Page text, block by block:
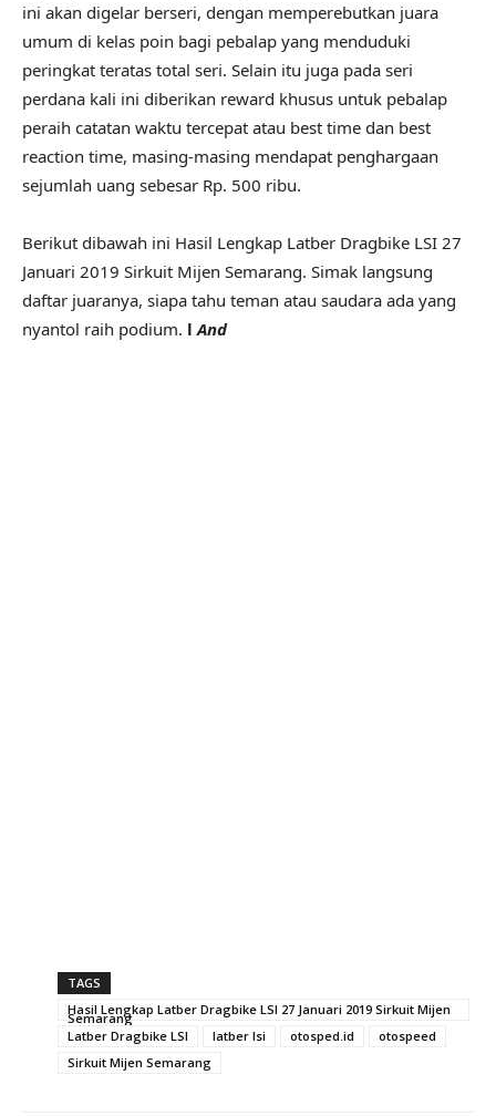
ini akan digelar berseri, dengan memperebutkan juara
umum di kelas poin bagi pebalap yang menduduki
peringkat teratas total seri. Selain itu juga pada seri
perdana kali ini diberikan reward khusus untuk pebalap
peraih catatan waktu tercepat atau best time dan best
reaction time, masing-masing mendapat penghargaan
sejumlah uang sebesar Rp. 500 ribu.
Berikut dibawah ini Hasil Lengkap Latber Dragbike LSI 27
Januari 2019 Sirkuit Mijen Semarang. Simak langsung
daftar juaranya, siapa tahu teman atau saudara ada yang
nyantol raih podium. lAnd
TAGS
Hasil Lengkap Latber Dragbike LSI 27 Januari 2019 Sirkuit Mijen
Semarang
Latber Dragbike LSI
latber lsi otosped.id
otospeed
Sirkuit Mijen Semarang